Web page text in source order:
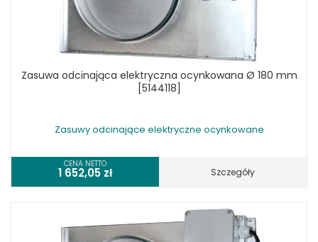
Zasuwa odcinająca elektryczna ocynkowana Ø 180 mm
[5144118]
Zasuwy odcinające elektryczne ocynkowane
CENA NETTO
1 652,05 zł Szczegóły